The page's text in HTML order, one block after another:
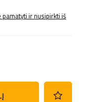
ir nusipirkti iš